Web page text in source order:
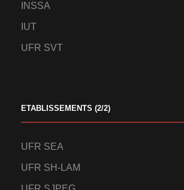
INSSA
IUT
UFR SVT
ETABLISSEMENTS (2/2)
UFR SEA
UFR SH-LAM